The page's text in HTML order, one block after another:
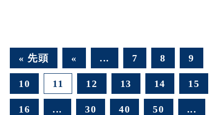
« 先頭 « ... 7 8 9
10 11 12 13 14 15
16 ... 30 40 50 ...